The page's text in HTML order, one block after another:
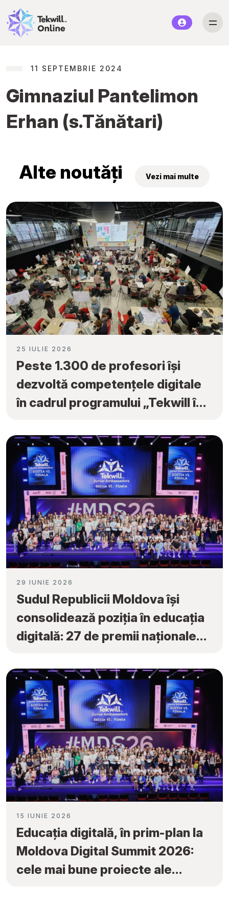
11 SEPTEMBRIE 2024
Gimnaziul Pantelimon
Erhan (s.Tănătari)
Alte noutăți Vezi mai multe
25 IULIE 2026
Peste 1.300 de profesori își
dezvoltă competențele digitale
în cadrul programului „Tekwill în
29 IUNIE 2026
Sudul Republicii Moldova își
consolidează poziția în educația
digitală: 27 de premii naționale
Ambassadors”
15 IUNIE 2026
Educația digitală, în prim-plan la
Moldova Digital Summit 2026:
cele mai bune proiecte ale